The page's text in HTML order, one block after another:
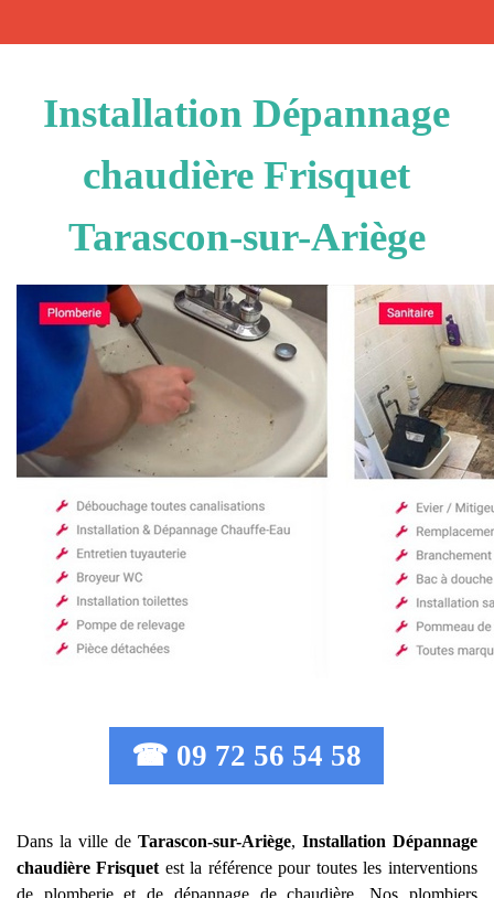
Installation Dépannage
chaudière Frisquet
Tarascon-sur-Ariège
☎ 09 72 56 54 58
Dans la ville de Tarascon-sur-Ariège, Installation Dépannage
chaudière Frisquet est la référence pour toutes les interventions
de plomberie et de dépannage de chaudière. Nos plombiers